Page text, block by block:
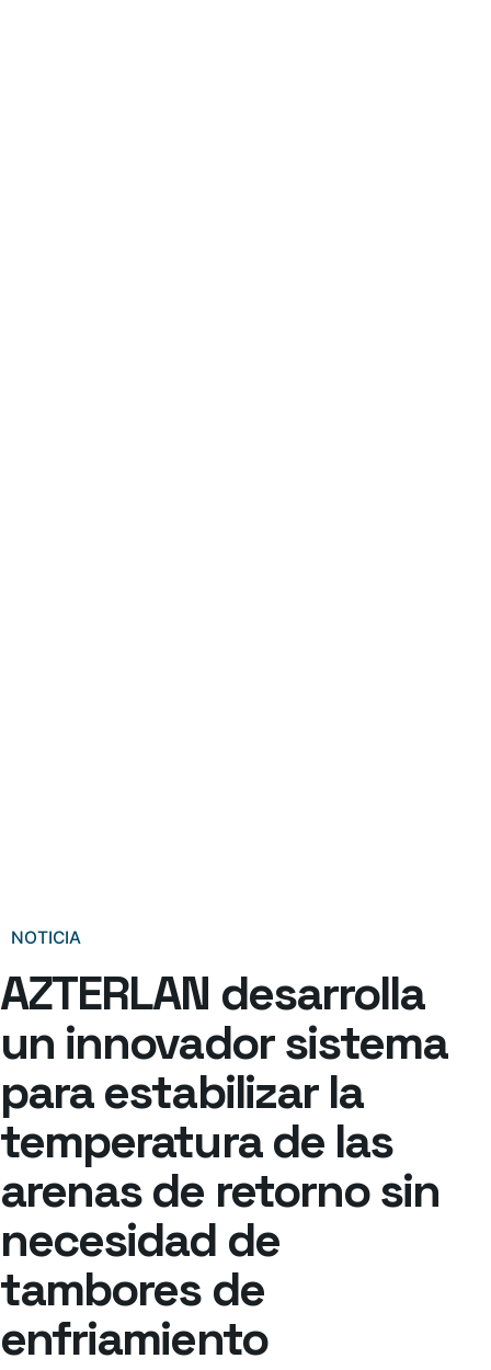
NOTICIA
AZTERLAN desarrolla
un innovador sistema
para estabilizar la
temperatura de las
arenas de retorno sin
necesidad de
tambores de
enfriamiento